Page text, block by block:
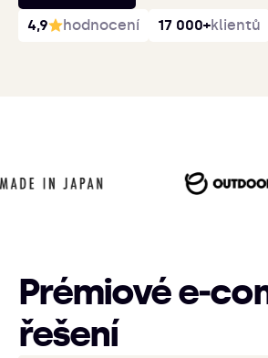
4,9 hodnocení 17 000+klientů
Prémiové
řešení